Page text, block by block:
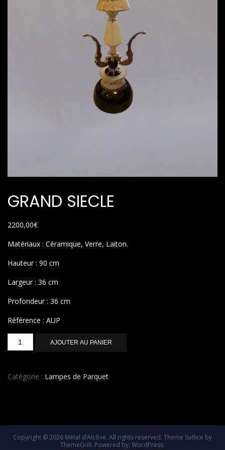
GRAND SIECLE
2200,00€
Matériaux : Céramique, Verre, Laiton.
Hauteur : 90 cm
Largeur : 36 cm
Profondeur : 36 cm
Référence : AUP
quantité
AJOUTER AU PANIER
Catégorie : Lampes de Parquet
Copyright © 2026 Métal d’Alcôve. All rights reserved. Theme Suffice by
ThemeGrill. Powered by: WordPress.